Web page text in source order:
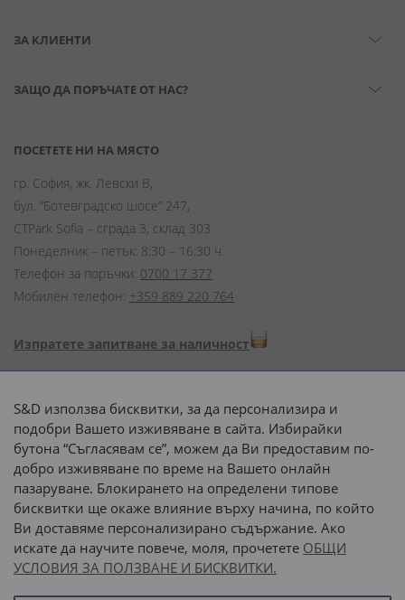
ЗА КЛИЕНТИ
ЗАЩО ДА ПОРЪЧАТЕ ОТ НАС?
ПОСЕТЕТЕ НИ НА МЯСТО
гр. София, жк. Левски В,
бул. “Ботевградско шосе” 247,
CTPark Sofia – сграда 3, склад 303
Понеделник – петък: 8:30 – 16:30 ч.
Телефон за поръчки: 0700 17 377
Мобилен телефон: +359 889 220 764
Изпратете запитване за наличност
Начини на плащане:
Доставка до адрес с:
или
наш транспорт
S&D използва бисквитки, за да персонализира и
подобри Вашето изживяване в сайта. Избирайки
бутона “Съгласявам се”, можем да Ви предоставим по-
добро изживяване по време на Вашето онлайн
пазаруване. Блокирането на определени типове
бисквитки ще окаже влияние върху начина, по който
Ви доставяме персонализирано съдържание. Ако
искате да научите повече, моля, прочетете ОБЩИ
УСЛОВИЯ ЗА ПОЛЗВАНЕ И БИСКВИТКИ.